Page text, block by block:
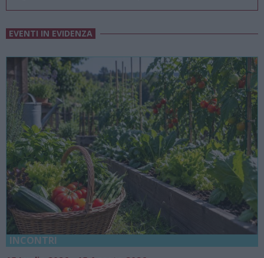
EVENTI IN EVIDENZA
18 Luglio 2026 - 15 Agosto 2026